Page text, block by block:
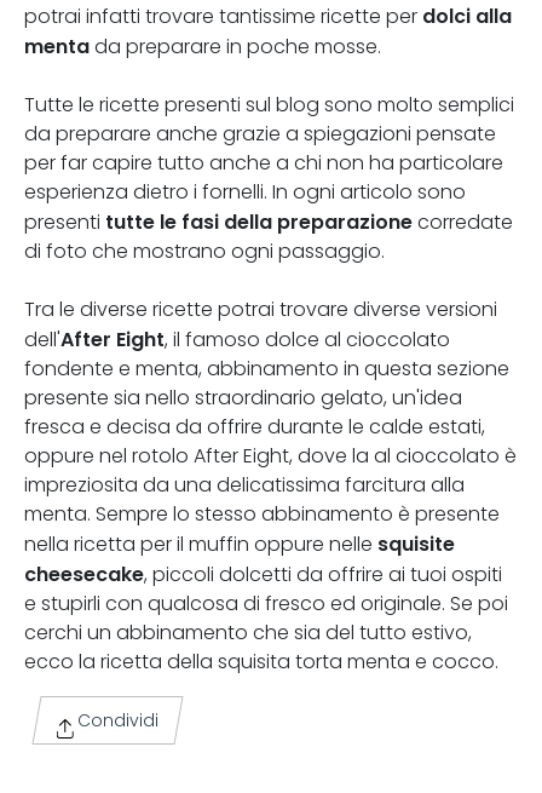
potrai infatti trovare tantissime ricette per dolci alla
menta da preparare in poche mosse.
Tutte le ricette presenti sul blog sono molto semplici
da preparare anche grazie a spiegazioni pensate
per far capire tutto anche a chi non ha particolare
esperienza dietro i fornelli. In ogni articolo sono
presenti tutte le fasi della preparazione corredate
di foto che mostrano ogni passaggio.
Tra le diverse ricette potrai trovare diverse versioni
dell'After Eight, il famoso dolce al cioccolato
fondente e menta, abbinamento in questa sezione
presente sia nello straordinario gelato, un'idea
fresca e decisa da offrire durante le calde estati,
oppure nel rotolo After Eight, dove la al cioccolato è
impreziosita da una delicatissima farcitura alla
menta. Sempre lo stesso abbinamento è presente
nella ricetta per il muffin oppure nelle squisite
cheesecake, piccoli dolcetti da offrire ai tuoi ospiti
e stupirli con qualcosa di fresco ed originale. Se poi
cerchi un abbinamento che sia del tutto estivo,
ecco la ricetta della squisita torta menta e cocco.
Condividi